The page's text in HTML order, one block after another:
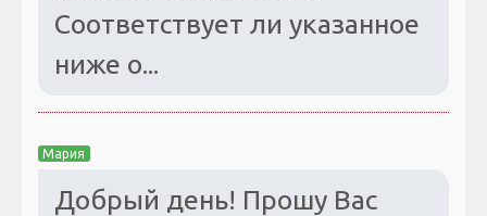
Соответствует ли указанное
ниже о...
Мария
Добрый день! Прошу Вас